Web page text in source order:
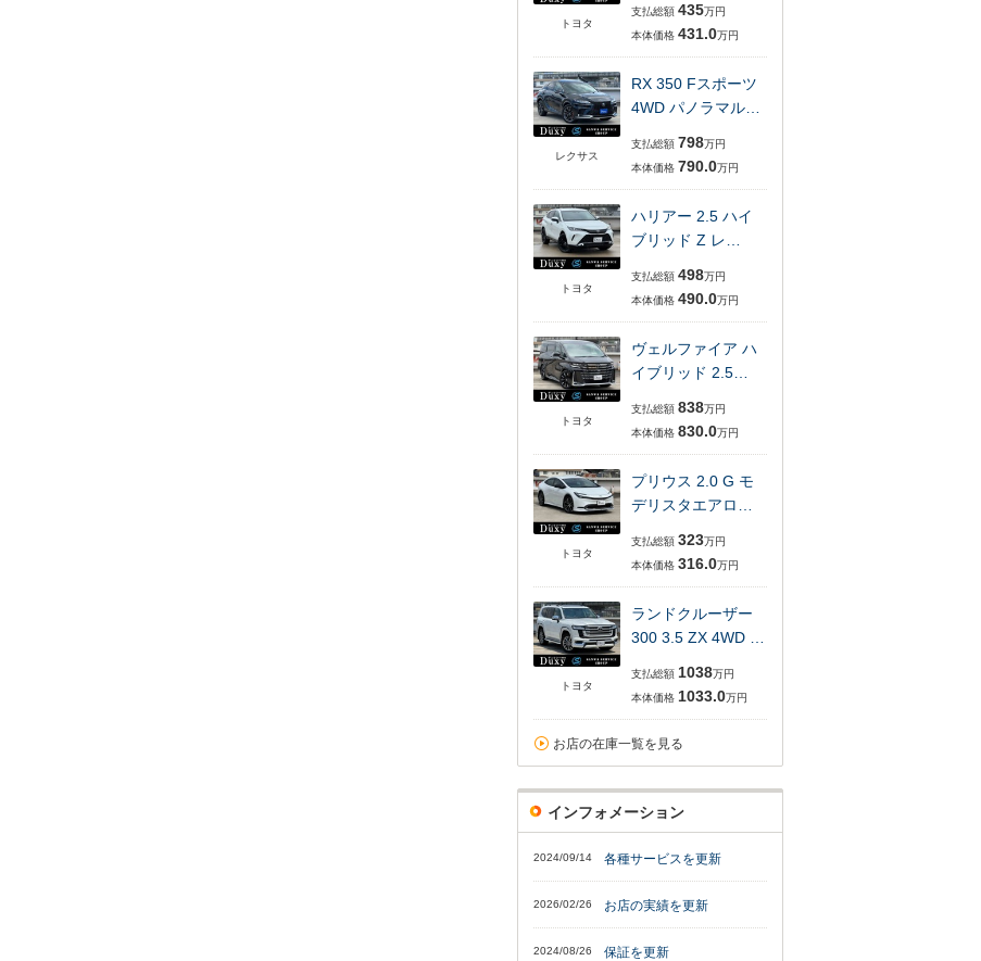
トヨタ
支払総額 435万円
本体価格 431.0万円
レクサス
RX 350 Fスポーツ
4WD パノラマル…
支払総額 798万円
本体価格 790.0万円
トヨタ
ハリアー 2.5 ハイ
ブリッド Z レ…
支払総額 498万円
本体価格 490.0万円
トヨタ
ヴェルファイア ハ
イブリッド 2.5…
支払総額 838万円
本体価格 830.0万円
トヨタ
プリウス 2.0 G モ
デリスタエアロ…
支払総額 323万円
本体価格 316.0万円
トヨタ
ランドクルーザー
300 3.5 ZX 4WD …
支払総額 1038万円
本体価格 1033.0万円
お店の在庫一覧を見る
インフォメーション
2024/09/14 各種サービスを更新
2026/02/26 お店の実績を更新
2024/08/26 保証を更新